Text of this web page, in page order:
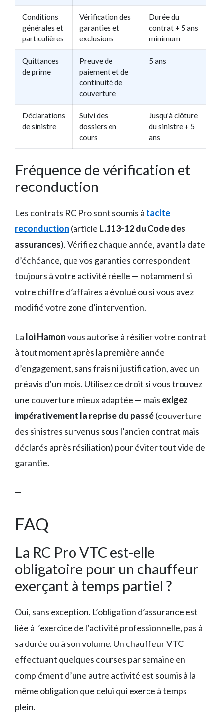
Conditions
générales et
particulières
Vérification des
garanties et
exclusions
Durée du
contrat + 5 ans
minimum
Quittances
de prime
Preuve de
paiement et de
continuité de
couverture
5 ans
Déclarations
de sinistre
Suivi des
dossiers en
cours
Jusqu’à clôture
du sinistre + 5
ans
Fréquence de vérification et
reconduction
Les contrats RC Pro sont soumis à tacite
reconduction (article L.113-12 du Code des
assurances). Vérifiez chaque année, avant la date
d’échéance, que vos garanties correspondent
toujours à votre activité réelle — notamment si
votre chiffre d’affaires a évolué ou si vous avez
modifié votre zone d’intervention.
La loi Hamonvous autorise à résilier votre contrat
à tout moment après la première année
d’engagement, sans frais ni justification, avec un
préavis d’un mois. Utilisez ce droit si vous trouvez
une couverture mieux adaptée — mais exigez
impérativement la reprise du passé(couverture
des sinistres survenus sous l’ancien contrat mais
déclarés après résiliation) pour éviter tout vide de
garantie.
—
FAQ
La RC Pro VTC est-elle
obligatoire pour un chauffeur
exerçant à temps partiel ?
Oui, sans exception. L’obligation d’assurance est
liée à l’exercice de l’activité professionnelle, pas à
sa durée ou à son volume. Un chauffeur VTC
effectuant quelques courses par semaine en
complément d’une autre activité est soumis à la
même obligation que celui qui exerce à temps
plein.